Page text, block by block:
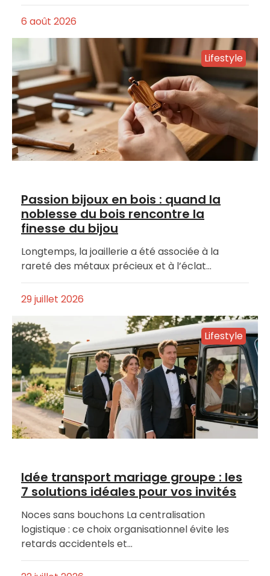
6 août 2026
Lifestyle
Passion bijoux en bois : quand la
noblesse du bois rencontre la
finesse du bijou
Longtemps, la joaillerie a été associée à la
rareté des métaux précieux et à l’éclat…
29 juillet 2026
Lifestyle
Idée transport mariage groupe : les
7 solutions idéales pour vos invités
Noces sans bouchons La centralisation
logistique : ce choix organisationnel évite les
retards accidentels et…